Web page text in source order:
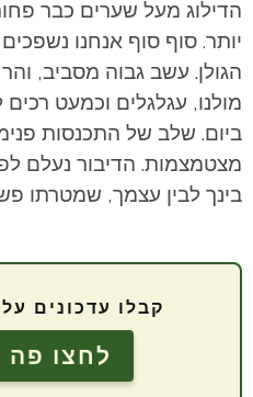
הדילוג מעל שערים כבר
יותר. סוף סוף אנחנו
הגולן. עשב גבוה מסביב,
מולנו, עגלגלים וכמעט
ביום. שלב של התכנסות
מצטמצמות. הדיבור נעלם
בינך לבין עצמך, שמטרתו
קבלו עדכונים
לחצו